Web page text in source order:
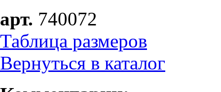
арт. 740072
Таблица размеров
Вернуться в каталог